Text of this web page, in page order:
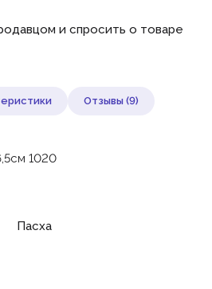
и спросить о товаре
Отзывы (9)
1020
Пасха